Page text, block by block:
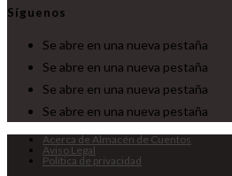
Síguenos
Se abre en una nueva pestaña
Se abre en una nueva pestaña
Se abre en una nueva pestaña
Se abre en una nueva pestaña
Acerca de Almacén de Cuentos
Aviso Legal
Política de privacidad